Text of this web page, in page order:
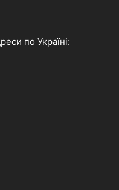
по Україні: